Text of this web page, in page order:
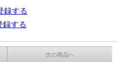
録する
録する
次の商品へ